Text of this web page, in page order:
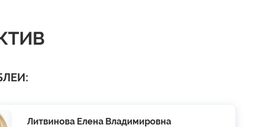
Литвинова Елена Владимировна